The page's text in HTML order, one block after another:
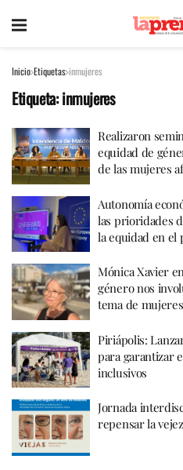
Inicio Etiquetas inmujeres
Etiqueta:inmujeres
Realizaron
equidad de
de las mujeres
Autonomía
las prioridades
la equidad en el
Mónica Xavier
género nos
tema de
Piriápolis:
para garantizar
inclusivos
Jornada
repensar la